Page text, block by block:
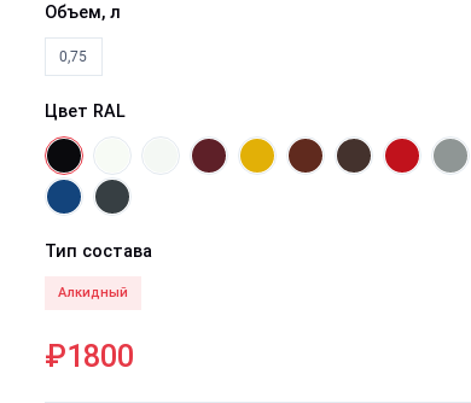
Объем, л
0,75
Цвет RAL
Тип состава
Алкидный
₽1800